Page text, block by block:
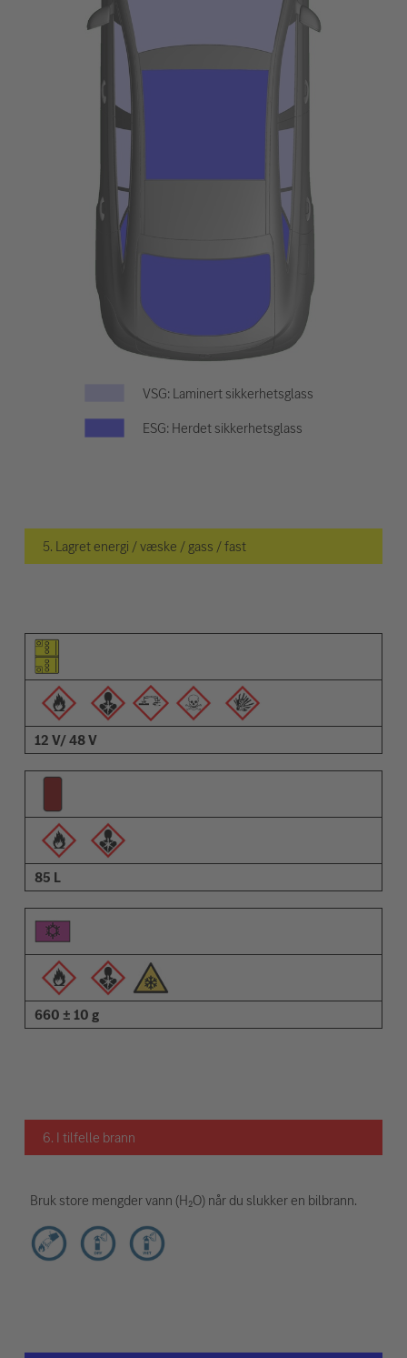
VSG: Laminert sikkerhetsglass
ESG: Herdet sikkerhetsglass
5. Lagret energi / væske / gass / fast
Piktogram for elementet
Piktogrammer for advarsler
Beskrivelse
12 V/ 48 V
85 L
660 ± 10 g
6. I tilfelle brann
Bruk store mengder vann (H₂O) når du slukker en bilbrann.